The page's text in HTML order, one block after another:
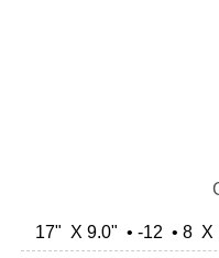
17" X 9.0" • -12 • 8 X